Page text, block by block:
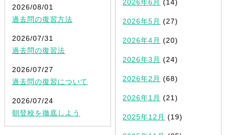
2026/08/01
過去問の復習方法
2026/07/31
過去問の復習法
2026/07/27
過去問の復習について
2026/07/24
朝登校を徹底しよう
2026年6月 (14)
2026年5月 (27)
2026年4月 (20)
2026年3月 (24)
2026年2月 (68)
2026年1月 (21)
2025年12月 (19)